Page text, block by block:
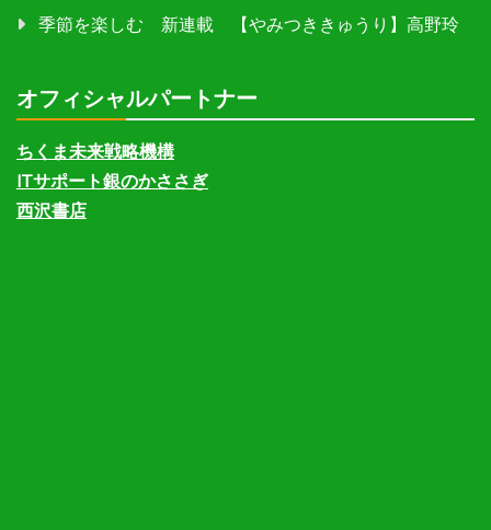
季節を楽しむ 新連載 【やみつききゅうり】高野玲
オフィシャルパートナー
ちくま未来戦略機構
ITサポート銀のかささぎ
西沢書店